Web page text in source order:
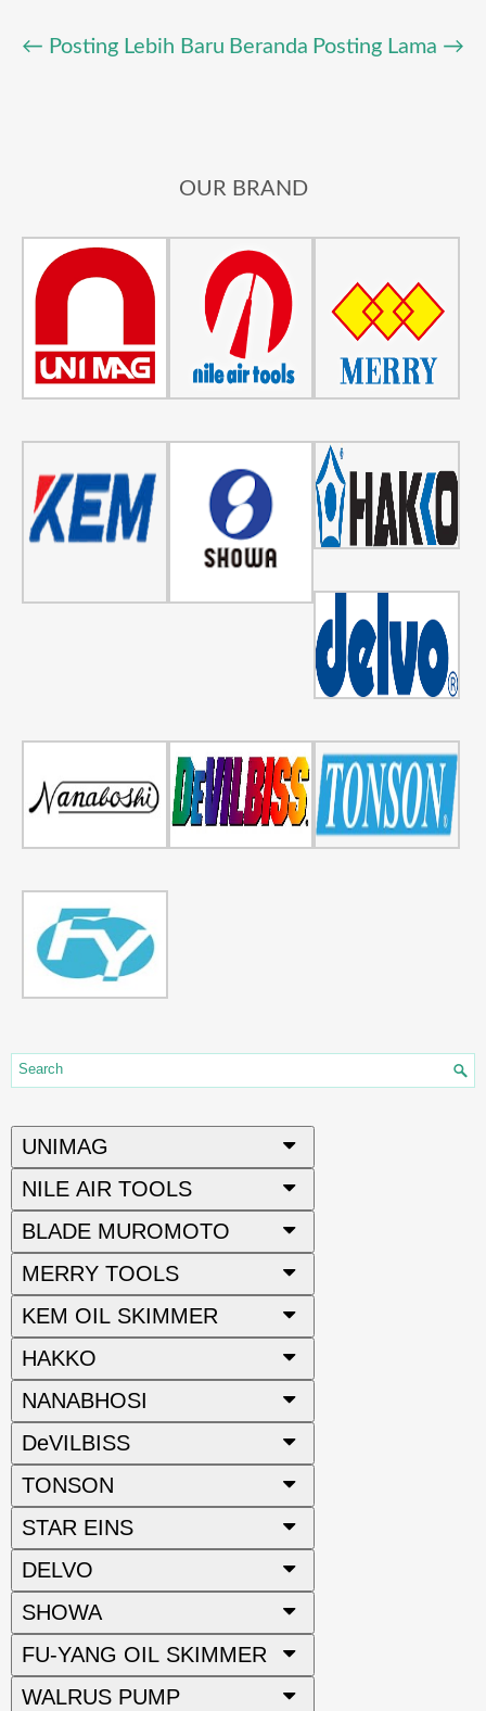
← Posting Lebih Baru Posting Lama →
Beranda
OUR BRAND
UNIMAG
NILE AIR TOOLS
BLADE MUROMOTO
MERRY TOOLS
KEM OIL SKIMMER
HAKKO
NANABHOSI
DeVILBISS
TONSON
STAR EINS
DELVO
SHOWA
FU-YANG OIL SKIMMER
WALRUS PUMP